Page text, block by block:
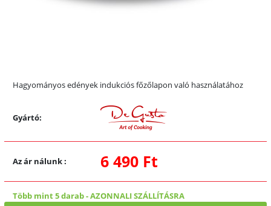
Hagyományos edények indukciós főzőlapon való használatához
Gyártó:
Az ár nálunk: 6 490 Ft
Több mint 5 darab-AZONNALI SZÁLLÍTÁSRA